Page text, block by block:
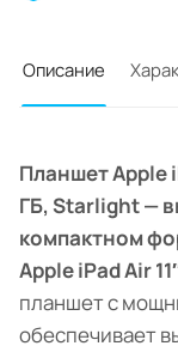
Описание
Планшет Apple
ГБ, Starlight —
компактном
Apple iPad Air
планшет с
обеспечивает